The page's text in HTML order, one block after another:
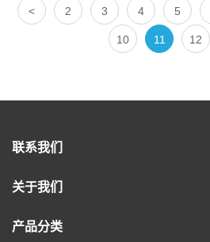
< 2 3 4 5
10 11 12
联系我们
关于我们
产品分类